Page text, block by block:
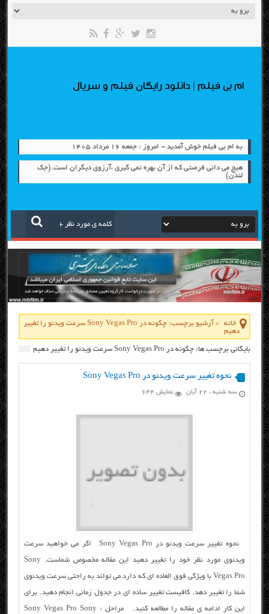
ام بی فیلم | دانلود رایگان فیلم و سریال
به ام بی فیلم خوش آمدید - امروز : جمعه ۱۶ مرداد ۱۴۰۵
هیچ می دانی فرصتی که از آن بهره نمی گیری ،آرزوی دیگران است.(جک
لندن)
خانه »
آرشیو برچسب: چگونه در Sony Vegas Pro سرعت ویدئو را تغییر
دهیم
بایگانی برچسب ها: چگونه در Sony Vegas Pro سرعت ویدئو را تغییر دهیم
نحوه تغییر سرعت ویدئو در Sony Vegas Pro
سه شنبه ، ۲۲ آبان نمایش 644
نحوه تغییر سرعت ویدئو در Sony Vegas Pro اگر می خواهید سرعت
ویدئوی مورد نظر خود را تغییر دهید این مقاله مخصوص شماست. Sony
Vegas Pro با ویژگی فوق العاده ای که دارد می تواند به راحتی سرعت ویدئوی
شما را تغییر دهد. کافیست تغییر ساده ای در جدول زمانی انجام دهید. برای
این کار ادامه ی مقاله را مطالعه کنید. مراحل : Sony Vegas Pro Sony